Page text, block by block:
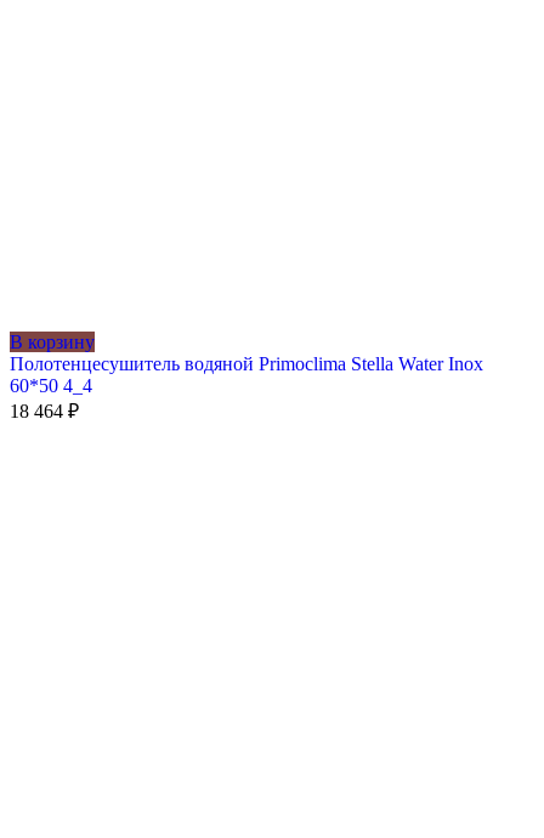
В корзину
Полотенцесушитель водяной Primoclima Stella Water Inox
60*50 4_4
18 464 ₽